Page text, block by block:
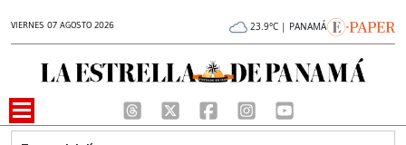
VIERNES 07 AGOSTO 2026 23.9°C | PANAMÁ